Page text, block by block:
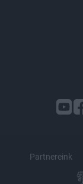
Partnereink